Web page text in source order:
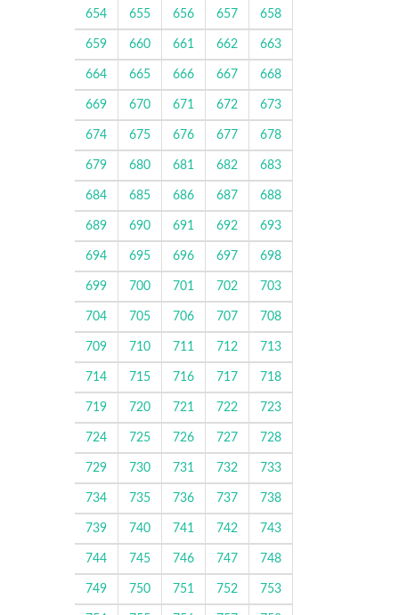
654 655 656 657 658
659 660 661 662 663
664 665 666 667 668
669 670 671 672 673
674 675 676 677 678
679 680 681 682 683
684 685 686 687 688
689 690 691 692 693
694 695 696 697 698
699 700 701 702 703
704 705 706 707 708
709 710 711 712 713
714 715 716 717 718
719 720 721 722 723
724 725 726 727 728
729 730 731 732 733
734 735 736 737 738
739 740 741 742 743
744 745 746 747 748
749 750 751 752 753